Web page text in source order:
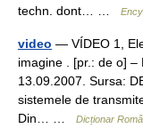
techn. dont… …
video — VÍDEO 1,
imagine . [pr.: de o] –
13.09.2007. Sursa:
sistemele de
Din… …
Dicționar